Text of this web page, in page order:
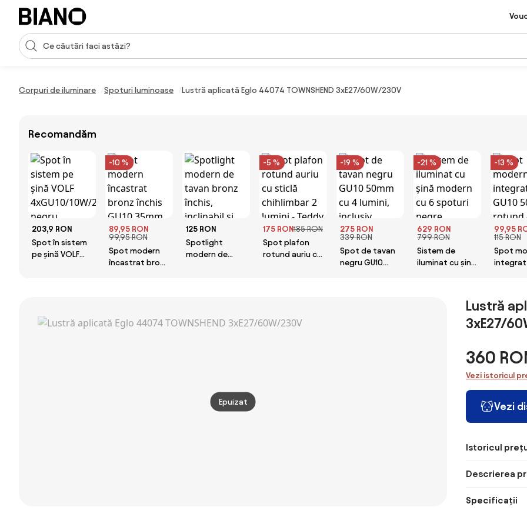
Sari peste navigare, accesează conținutul
Introducerea căutării
Corpuri de iluminare Spoturi luminoase Lustră aplicată Eglo 44074 TOWNSHEND 3xE27/60W/230V
Recomandăm
203,9 RON
Spot în sistem
pe șină VOLF
-10 %
89,95 RON
99,95 RON
Spot modern
încastrat bronz
125 RON
Spotlight
modern de
-5 %
175 RON185 RON
Spot plafon
rotund auriu cu
-19 %
275 RON
339 RON
Spot de tavan
negru GU10
-21 %
629 RON
799 RON
Sistem de
iluminat cu șină
-13 %
99,95
115 RON
Spot
integrat
Epuizat
Lustră
3xE27/
360
Vezi istoricul
Vezi
Istoricul
Descrierea
Specificații